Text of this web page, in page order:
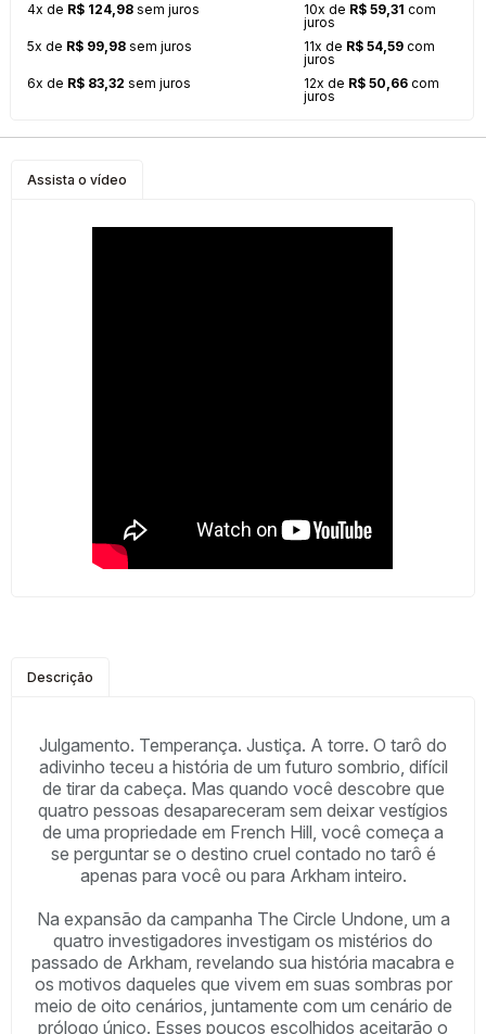
4x de R$ 124,98 sem juros
5x de R$ 99,98 sem juros
6x de R$ 83,32 sem juros
10x de R$ 59,31 com
juros
11x de R$ 54,59 com
juros
12x de R$ 50,66 com
juros
Assista o vídeo
Descrição
Julgamento. Temperança. Justiça. A torre. O tarô do
adivinho teceu a história de um futuro sombrio, difícil
de tirar da cabeça. Mas quando você descobre que
quatro pessoas desapareceram sem deixar vestígios
de uma propriedade em French Hill, você começa a
se perguntar se o destino cruel contado no tarô é
apenas para você ou para Arkham inteiro.
Na expansão da campanha The Circle Undone, um a
quatro investigadores investigam os mistérios do
passado de Arkham, revelando sua história macabra e
os motivos daqueles que vivem em suas sombras por
meio de oito cenários, juntamente com um cenário de
prólogo único. Esses poucos escolhidos aceitarão o